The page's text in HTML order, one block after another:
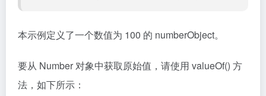
本示例定义了一个数值为 100 的 numberObject。
要从 Number 对象中获取原始值，请使用 valueOf() 方
法，如下所示：